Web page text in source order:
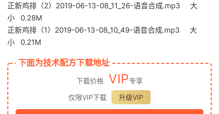
正新鸡排（2）2019-06-13-08_11_26-语音合成.mp3 大
小 0.28M
正新鸡排（1）2019-06-13-08_10_49-语音合成.mp3 大
小 0.21M
下面为技术配方下载地址
下载价格 VIP专享
仅限VIP下载
升级VIP